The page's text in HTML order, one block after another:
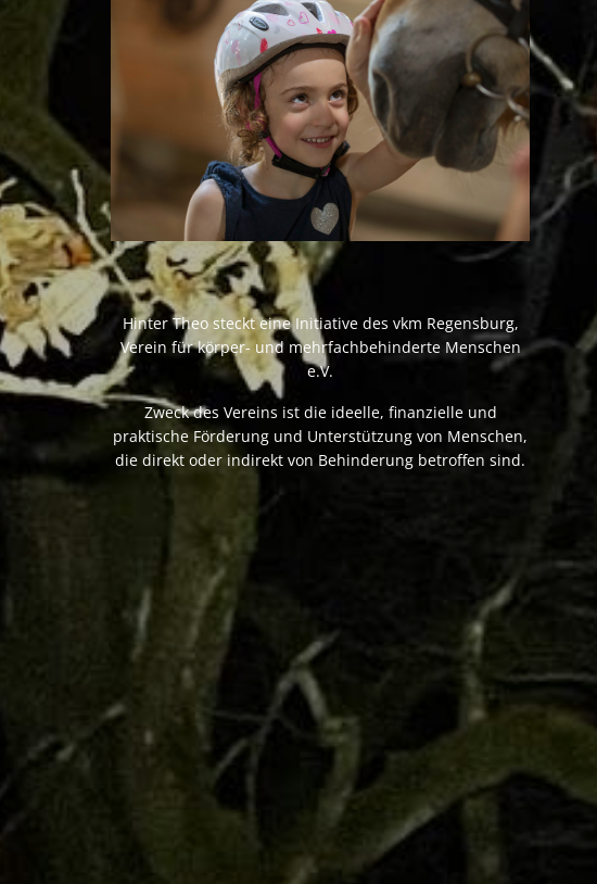
Hinter Theo steckt eine Initiative des vkm Regensburg,
Verein für körper- und mehrfachbehinderte Menschen
e.V.
Zweck des Vereins ist die ideelle, finanzielle und
praktische Förderung und Unterstützung von Menschen,
die direkt oder indirekt von Behinderung betroffen sind.